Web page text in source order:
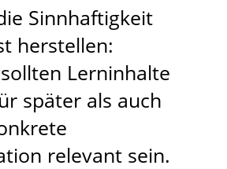
Sinnhaftigkeit
herstellen:
Lerninhalte
später als auch
relevant sein.